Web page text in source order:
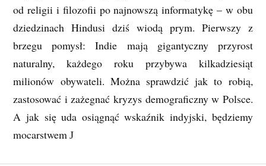
od religii i filozofii po najnowszą informatykę – w obu
dziedzinach Hindusi dziś wiodą prym. Pierwszy z
brzegu pomysł: Indie mają gigantyczny przyrost
naturalny, każdego roku przybywa kilkadziesiąt
milionów obywateli. Można sprawdzić jak to robią,
zastosować i zażegnać kryzys demograficzny w Polsce.
A jak się uda osiągnąć wskaźnik indyjski, będziemy
mocarstwemJ